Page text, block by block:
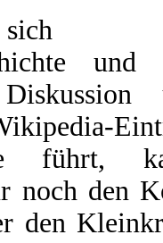
und
führt,
noch den
den